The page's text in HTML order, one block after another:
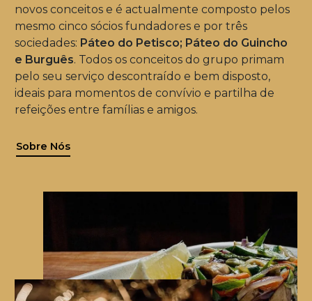
novos conceitos e é actualmente composto pelos
mesmo cinco sócios fundadores e por três
sociedades: Páteo do Petisco; Páteo do Guincho
e Burguês. Todos os conceitos do grupo primam
pelo seu serviço descontraído e bem disposto,
ideais para momentos de convívio e partilha de
refeições entre famílias e amigos.
Sobre Nós